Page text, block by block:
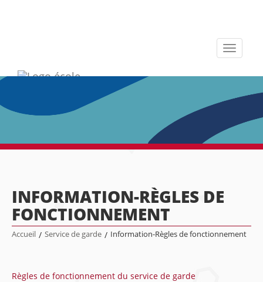
Toggle
INFORMATION-RÈGLES DE
FONCTIONNEMENT
Accueil / Service de garde / Information-Règles de fonctionnement
Règles de fonctionnement du service de garde